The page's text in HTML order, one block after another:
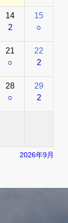
14
2
15
○
21
○
22
2
28
○
29
2
2026年9月